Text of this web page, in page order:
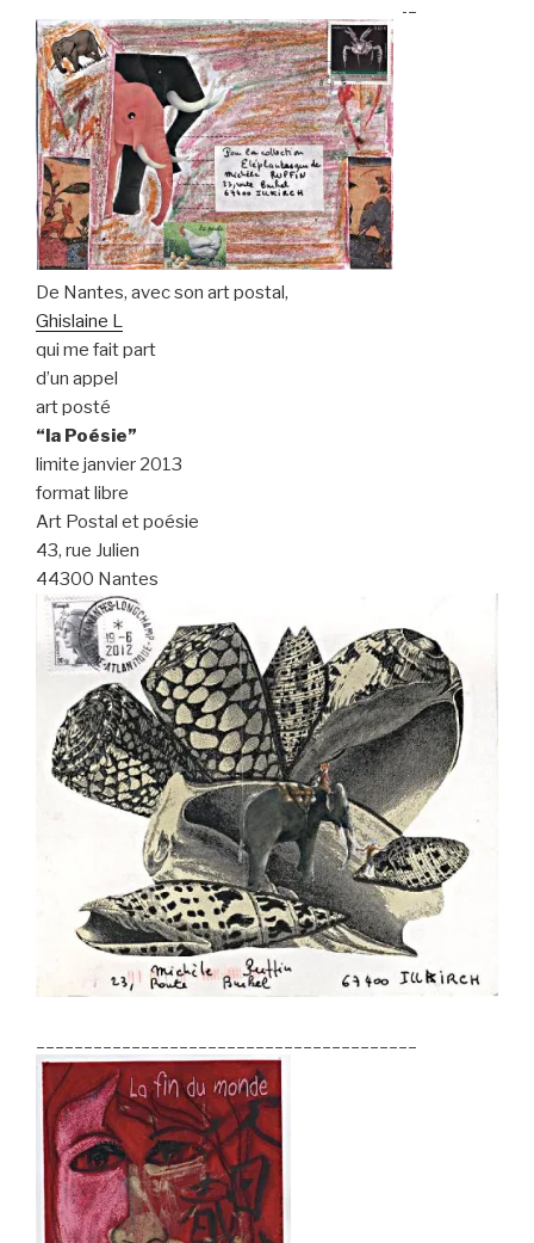
De Nantes, avec son art postal,
Ghislaine L
qui me fait part
d’un appel
art posté
“la Poésie”
limite janvier 2013
format libre
Art Postal et poésie
43, rue Julien
44300 Nantes